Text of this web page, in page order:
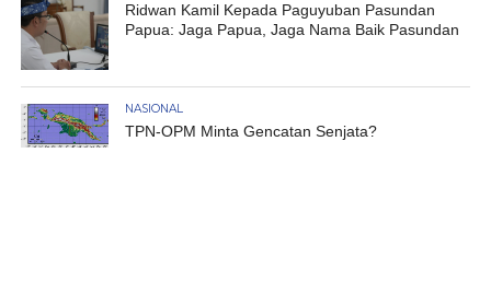
Ridwan Kamil Kepada Paguyuban Pasundan
Papua: Jaga Papua, Jaga Nama Baik Pasundan
NASIONAL
TPN-OPM Minta Gencatan Senjata?